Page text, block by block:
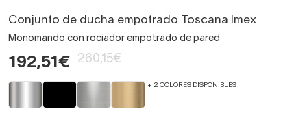
Conjunto de ducha empotrado Toscana Imex
Monomando con rociador empotrado de pared
192,51€ 260,15€
+ 2 COLORES DISPONIBLES